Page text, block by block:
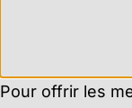
Pour offrir les